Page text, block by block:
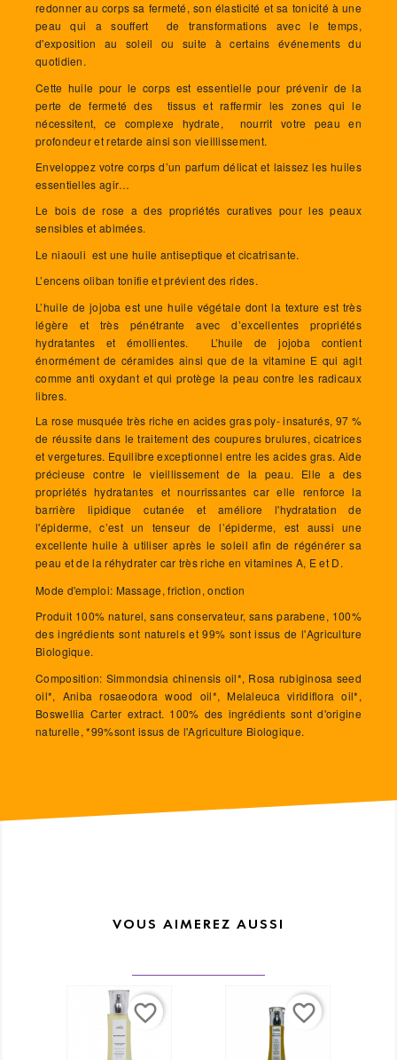
redonner au corps sa fermeté, son élasticité et sa tonicité à une
peau qui a souffert de transformations avec le temps,
d'exposition au soleil ou suite à certains événements du
quotidien.
Cette huile pour le corps est essentielle pour prévenir de la
perte de fermeté des tissus et raffermir les zones qui le
nécessitent, ce complexe hydrate, nourrit votre peau en
profondeur et retarde ainsi son vieillissement.
Enveloppez votre corps d’un parfum délicat et laissez les huiles
essentielles agir…
Le bois de rose a des propriétés curatives pour les peaux
sensibles et abimées.
Le niaouli est une huile antiseptique et cicatrisante.
L’encens oliban tonifie et prévient des rides.
L’huile de jojoba est une huile végétale dont la texture est très
légère et très pénétrante avec d’excellentes propriétés
hydratantes et émollientes. L’huile de jojoba contient
énormément de céramides ainsi que de la vitamine E qui agit
comme anti oxydant et qui protège la peau contre les radicaux
libres.
La rose musquée très riche en acides gras poly- insaturés, 97 %
de réussite dans le traitement des coupures brulures, cicatrices
et vergetures. Equilibre exceptionnel entre les acides gras. Aide
précieuse contre le vieillissement de la peau. Elle a des
propriétés hydratantes et nourrissantes car elle renforce la
barrière lipidique cutanée et améliore l'hydratation de
l'épiderme, c’est un tenseur de l’épiderme, est aussi une
excellente huile à utiliser après le soleil afin de régénérer sa
peau et de la réhydrater car très riche en vitamines A, E et D.
Mode d'emploi: Massage, friction, onction
Produit 100% naturel, sans conservateur, sans parabene, 100%
des ingrédients sont naturels et 99% sont issus de l'Agriculture
Biologique.
Composition: Simmondsia chinensis oil*, Rosa rubiginosa seed
oil*, Aniba rosaeodora wood oil*, Melaleuca viridiflora oil*,
Boswellia Carter extract. 100% des ingrédients sont d'origine
naturelle, *99%sont issus de l'Agriculture Biologique.
VOUS AIMEREZ AUSSI
favorite_border favorite_border